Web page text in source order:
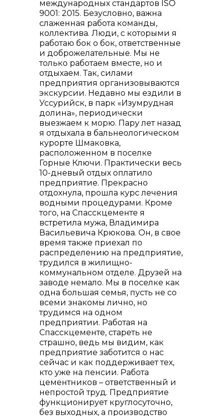
международных стандартов ISO
9001: 2015. Безусловно, важна
слаженная работа команды,
коллектива. Люди, с которыми я
работаю бок о бок, ответственные
и доброжелательные. Мы не
только работаем вместе, но и
отдыхаем. Так, силами
предприятия организовываются
экскурсии. Недавно мы ездили в
Уссурийск, в парк «Изумрудная
долина», периодически
выезжаем к морю. Пару лет назад
я отдыхала в бальнеологическом
курорте Шмаковка,
расположенном в поселке
Горные Ключи. Практически весь
10-дневый отдых оплатило
предприятие. Прекрасно
отдохнула, прошла курс лечения
водными процедурами. Кроме
того, на Спасскцементе я
встретила мужа, Владимира
Васильевича Крюкова. Он, в свое
время также приехал по
распределению на предприятие,
трудился в жилищно-
коммунальном отделе. Друзей на
заводе немало. Мы в поселке как
одна большая семья, пусть не со
всеми знакомы лично, но
трудимся на одном
предприятии. Работая на
Спасскцементе, стареть не
страшно, ведь мы видим, как
предприятие заботится о нас
сейчас и как поддерживает тех,
кто уже на пенсии. Работа
цементников – ответственный и
непростой труд. Предприятие
функционирует круглосуточно,
без выходных, а производство